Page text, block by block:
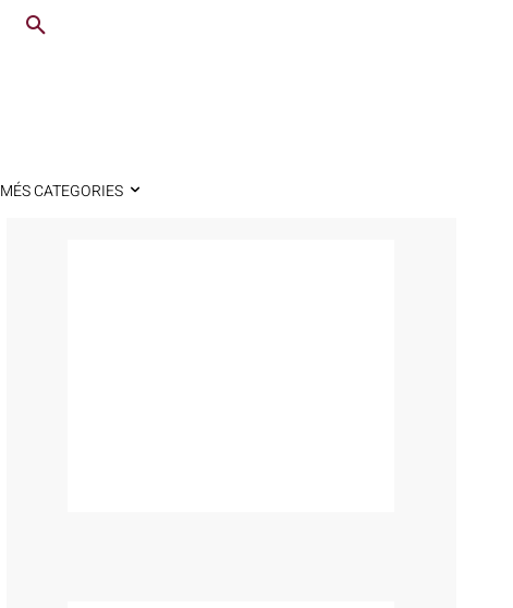
MÉS CATEGORIES